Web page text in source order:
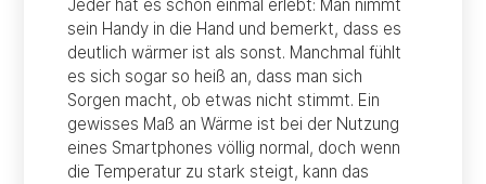
Jeder hat es schon einmal erlebt: Man nimmt
sein Handy in die Hand und bemerkt, dass es
deutlich wärmer ist als sonst. Manchmal fühlt
es sich sogar so heiß an, dass man sich
Sorgen macht, ob etwas nicht stimmt. Ein
gewisses Maß an Wärme ist bei der Nutzung
eines Smartphones völlig normal, doch wenn
die Temperatur zu stark steigt, kann das